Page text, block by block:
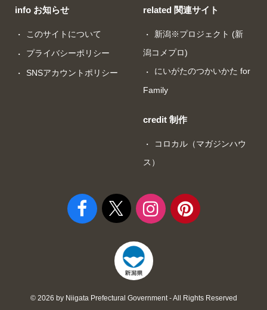
info お知らせ
このサイトについて
プライバシーポリシー
SNSアカウントポリシー
related 関連サイト
新潟※プロジェクト (新
潟コメプロ)
にいがたのつかいかた for
Family
credit 制作
コロカル（マガジンハウ
ス）
© 2026 by Niigata Prefectural Government - All Rights Reserved